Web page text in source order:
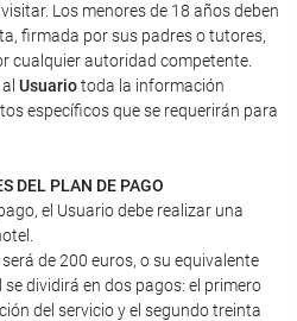
Los menores de 18 años deben
firmada por sus padres o tutores,
cualquier autoridad competente.
Usuariotoda la información
específicos que se requerirán para
DEL PLAN DE PAGO
el Usuario debe realizar una
de 200 euros, o su equivalente
se dividirá en dos pagos: el primero
del servicio y el segundo treinta